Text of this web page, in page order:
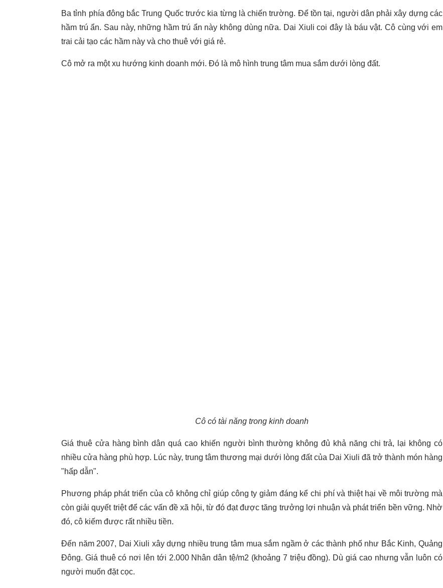
Ba tỉnh phía đông bắc Trung Quốc trước kia từng là chiến trường. Để tồn tại, người dân phải xây dựng các
hầm trú ẩn. Sau này, những hầm trú ẩn này không dùng nữa. Dai Xiuli coi đây là báu vật. Cô cùng với em
trai cải tạo các hầm này và cho thuê với giá rẻ.
Cô mở ra một xu hướng kinh doanh mới. Đó là mô hình trung tâm mua sắm dưới lòng đất.
Cô có tài năng trong kinh doanh
Giá thuê cửa hàng bình dân quá cao khiến người bình thường không đủ khả năng chi trả, lại không có
nhiều cửa hàng phù hợp. Lúc này, trung tâm thương mại dưới lòng đất của Dai Xiuli đã trở thành món hàng
"hấp dẫn".
Phương pháp phát triển của cô không chỉ giúp công ty giảm đáng kể chi phí và thiệt hại về môi trường mà
còn giải quyết triệt để các vấn đề xã hội, từ đó đạt được tăng trưởng lợi nhuận và phát triển bền vững. Nhờ
đó, cô kiếm được rất nhiều tiền.
Đến năm 2007, Dai Xiuli xây dựng nhiều trung tâm mua sắm ngầm ở các thành phố như Bắc Kinh, Quảng
Đông. Giá thuê có nơi lên tới 2.000 Nhân dân tệ/m2 (khoảng 7 triệu đồng). Dù giá cao nhưng vẫn luôn có
người muốn đặt cọc.